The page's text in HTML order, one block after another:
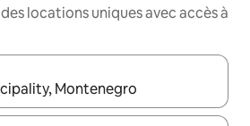
locations uniques avec accès à
s'affichent, utilisez les flèches vers le